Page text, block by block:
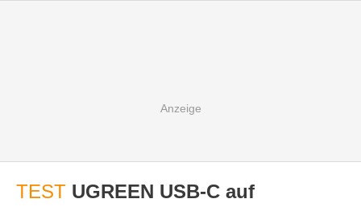
TEST UGREEN USB-C auf